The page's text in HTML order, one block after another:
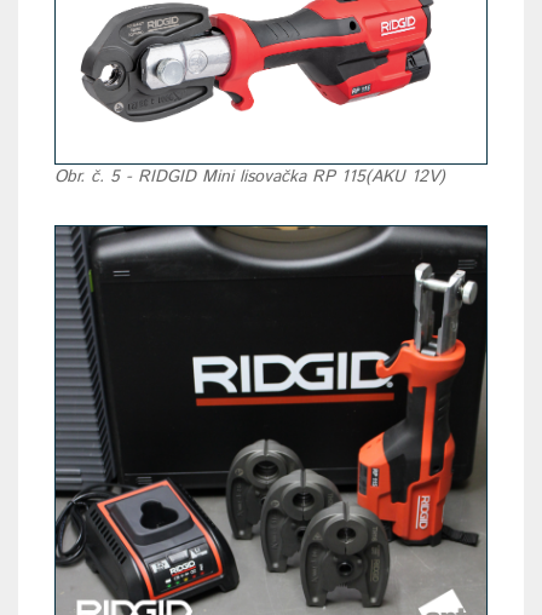
Obr. č. 5 - RIDGID Mini lisovačka RP 115(AKU 12V)